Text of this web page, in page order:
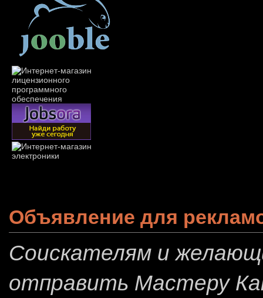
Объявление для
Соискателям и
отправить Мастеру